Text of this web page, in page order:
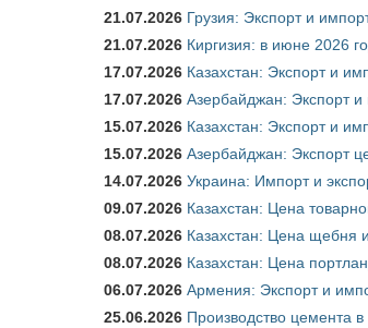
21.07.2026 Грузия: Экспорт и
21.07.2026 Киргизия: в июне 2026
17.07.2026 Казахстан: Экспорт и
17.07.2026 Азербайджан: Экспорт
15.07.2026 Казахстан: Экспорт и
15.07.2026 Азербайджан: Экспорт
14.07.2026 Украина: Импорт и
09.07.2026 Казахстан: Цена
08.07.2026 Казахстан: Цена щебня
08.07.2026 Казахстан: Цена
06.07.2026 Армения: Экспорт и
25.06.2026 Производство цемента